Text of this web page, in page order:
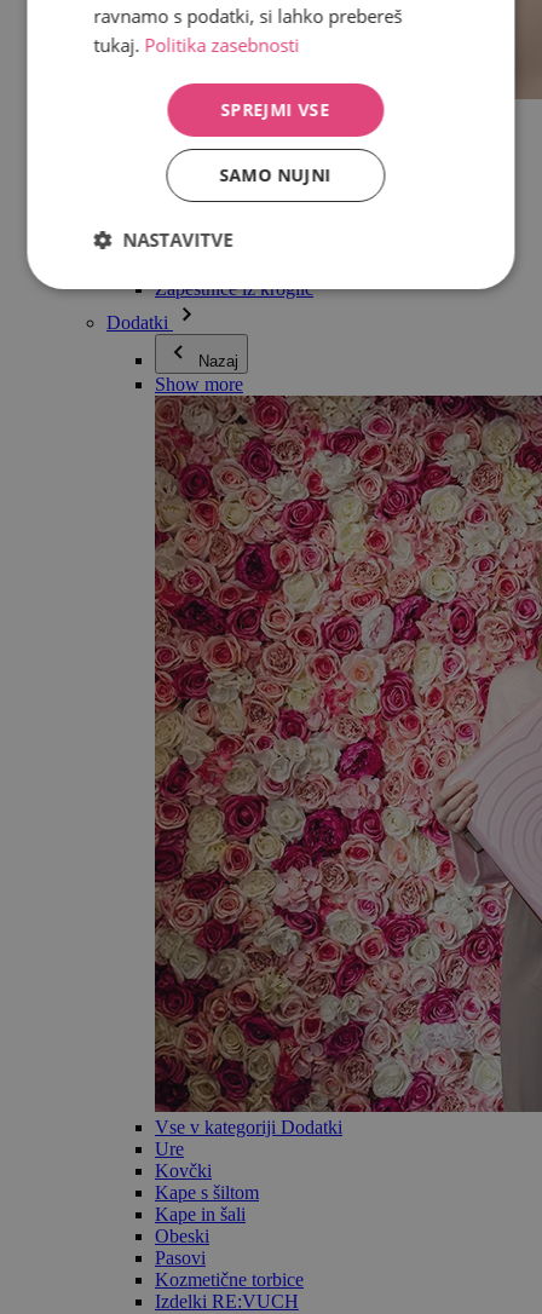
Vse v kategoriji Nakit
Uhani
Zapestnice
Ogrlice
Kolekcija Adéle Pečlové
Nakit za pare
Zapestnice iz kroglic
Dodatki
Nazaj
Show more
Vse v kategoriji Dodatki
Ure
Kovčki
Kape s šiltom
Kape in šali
Obeski
Pasovi
Kozmetične torbice
Izdelki RE:VUCH
ravnamo s podatki, si lahko prebereš
tukaj. Politika zasebnosti
SPREJMI VSE
SAMO NUJNI
NASTAVITVE